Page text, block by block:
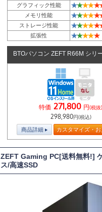
グラフィック性能 ★★★★★
メモリ性能 ★★★★★
ストレージ性能 ★★★★★
拡張性 ★★★★★
BTOパソコン ZEFT R66M シリ
特価 271,800 円(税抜
298,980円(税込)
商品詳細 カスタマイズ・
ZEFT Gaming PC[送料無料!]
ス/高速SSD